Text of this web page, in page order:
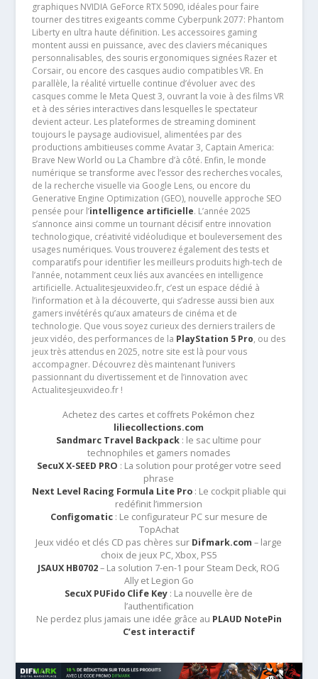
graphiques NVIDIA GeForce RTX 5090, idéales pour faire
tourner des titres exigeants comme Cyberpunk 2077: Phantom
Liberty en ultra haute définition. Les accessoires gaming
montent aussi en puissance, avec des claviers mécaniques
personnalisables, des souris ergonomiques signées Razer et
Corsair, ou encore des casques audio compatibles VR. En
parallèle, la réalité virtuelle continue d’évoluer avec des
casques comme le Meta Quest 3, ouvrant la voie à des films VR
et à des séries interactives dans lesquelles le spectateur
devient acteur. Les plateformes de streaming dominent
toujours le paysage audiovisuel, alimentées par des
productions ambitieuses comme Avatar 3, Captain America:
Brave New World ou La Chambre d’à côté. Enfin, le monde
numérique se transforme avec l’essor des recherches vocales,
de la recherche visuelle via Google Lens, ou encore du
Generative Engine Optimization (GEO), nouvelle approche SEO
pensée pour l’intelligence artificielle. L’année 2025
s’annonce ainsi comme un tournant décisif entre innovation
technologique, créativité vidéoludique et bouleversement des
usages numériques. Vous trouverez également des tests et
comparatifs pour identifier les meilleurs produits high-tech de
l’année, notamment ceux liés aux avancées en intelligence
artificielle. Actualitesjeuxvideo.fr, c’est un espace dédié à
l’information et à la découverte, qui s’adresse aussi bien aux
gamers invétérés qu’aux amateurs de cinéma et de
technologie. Que vous soyez curieux des derniers trailers de
jeux vidéo, des performances de la PlayStation 5 Pro, ou des
jeux très attendus en 2025, notre site est là pour vous
accompagner. Découvrez dès maintenant l’univers
passionnant du divertissement et de l’innovation avec
Actualitesjeuxvideo.fr !
Achetez des cartes et coffrets Pokémon chez
liliecollections.com
Sandmarc Travel Backpack : le sac ultime pour
technophiles et gamers nomades
SecuX X-SEED PRO : La solution pour protéger votre seed
phrase
Next Level Racing Formula Lite Pro: Le cockpit pliable qui
redéfinit l’immersion
Configomatic: Le configurateur PC sur mesure de
TopAchat
Jeux vidéo et clés CD pas chères sur Difmark.com – large
choix de jeux PC, Xbox, PS5
JSAUX HB0702– La solution 7-en-1 pour Steam Deck, ROG
Ally et Legion Go
SecuX PUFido Clife Key : La nouvelle ère de
l’authentification
Ne perdez plus jamais une idée grâce au PLAUD NotePin
C’est interactif